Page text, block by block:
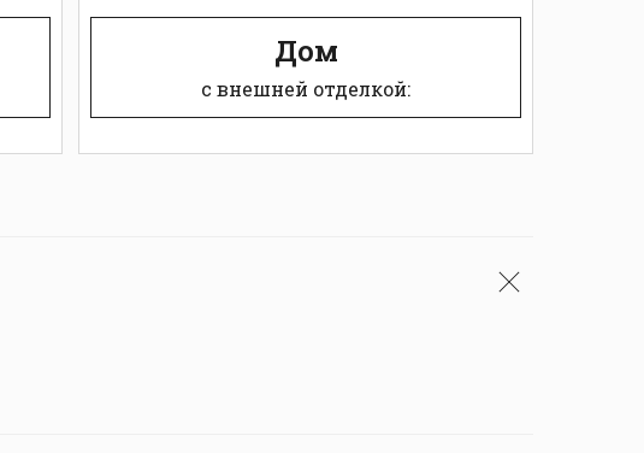
Дом
с внешней отделкой: